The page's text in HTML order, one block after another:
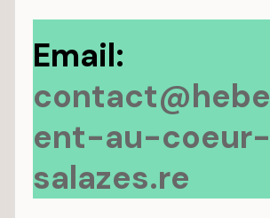
Email:
ent-au-
salazes.re